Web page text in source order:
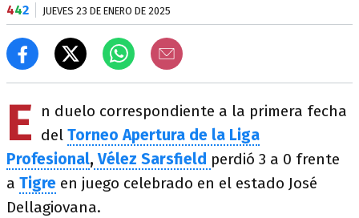
442 JUEVES 23 DE ENERO DE 2025
E
n duelo correspondiente a la primera fecha
del Torneo Apertura de la Liga
Profesional, Vélez Sarsfield perdió 3 a 0 frente
a Tigre en juego celebrado en el estado José
Dellagiovana.